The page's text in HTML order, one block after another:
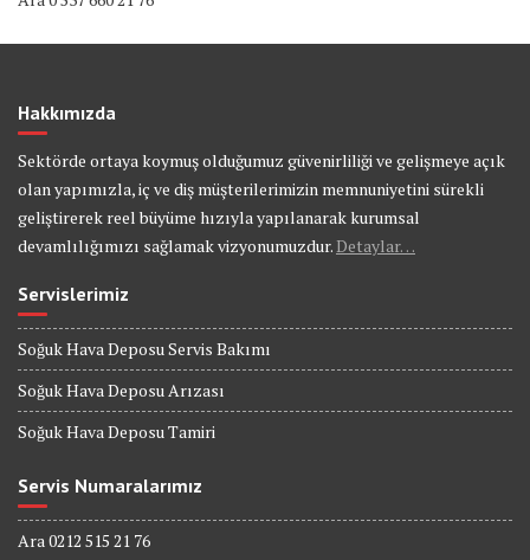
Hakkımızda
Sektörde ortaya koymuş olduğumuz güvenirliliği ve gelişmeye açık
olan yapımızla, iç ve diş müşterilerimizin memnuniyetini sürekli
geliştirerek reel büyüme hızıyla yapılanarak kurumsal
devamlılığımızı sağlamak vizyonumuzdur. Detaylar…
Servislerimiz
Soğuk Hava Deposu Servis Bakımı
Soğuk Hava Deposu Arızası
Soğuk Hava Deposu Tamiri
Servis Numaralarımız
Ara 0212 515 21 76